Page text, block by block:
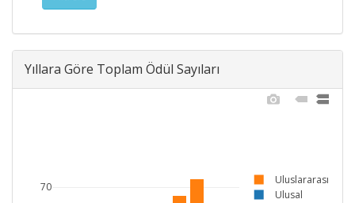
Yıllara Göre Toplam Ödül Sayıları
70
Uluslararası
Ulusal